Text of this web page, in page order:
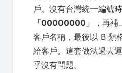
戶、沒有台灣統一編號
「00000000」
，再
客戶名稱，最後以 B 類
給客戶。這套做法過去
乎沒有問題。